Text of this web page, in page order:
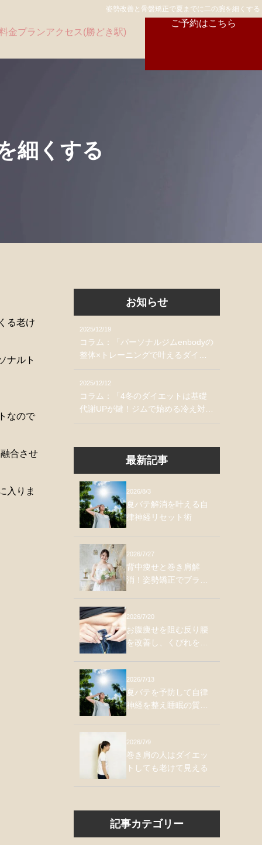
姿勢改善と骨盤矯正で夏までに二の腕を細くする
金プランアクセス(勝どき駅)
ご予約はこちら
細くする
る老け
ナルト
なので
合させ
入りま
お知らせ
2025/12/19
コラム：「パーソナルジムenbodyの
整体×トレーニングで叶えるダイエ
ット習慣」掲載のお知らせ
2025/12/12
コラム：「4冬のダイエットは基礎
代謝UPが鍵！ジムで始める冷え対
策」掲載のお知らせ
最新記事
2026/8/3
夏バテ解消を叶える自
律神経リセット術
2026/7/27
背中痩せと巻き肩解
消！姿勢矯正でブラ肉
2026/7/20
お腹痩せを阻む反り腰
を改善し、くびれを作
2026/7/13
夏バテを予防して自律
神経を整え睡眠の質を
2026/7/9
巻き肩の人はダイエッ
トしても老けて見える
記事カテゴリー